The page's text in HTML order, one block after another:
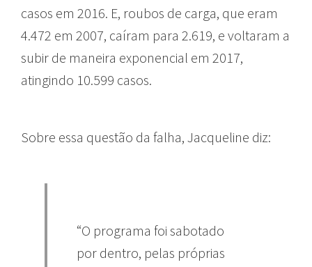
casos em 2016. E, roubos de carga, que eram
4.472 em 2007, caíram para 2.619, e voltaram a
subir de maneira exponencial em 2017,
atingindo 10.599 casos.
Sobre essa questão da falha, Jacqueline diz:
“O programa foi sabotado
por dentro, pelas próprias